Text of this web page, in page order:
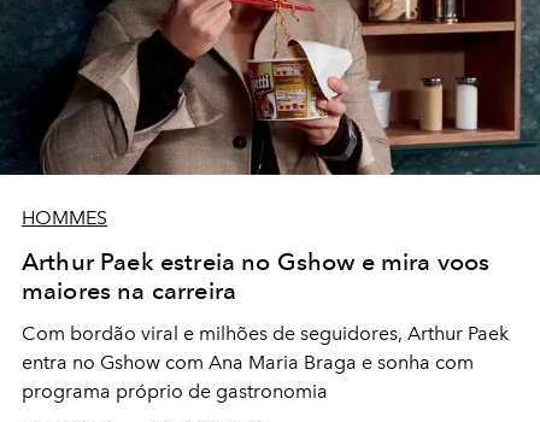
HOMMES
Arthur Paek estreia no Gshow e mira voos
maiores na carreira
Com bordão viral e milhões de seguidores, Arthur Paek
entra no Gshow com Ana Maria Braga e sonha com
programa próprio de gastronomia